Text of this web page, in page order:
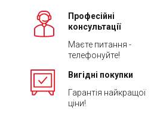
Професійні
консультації
Маєте питання -
телефонуйте!
Вигідні покупки
Гарантія найкращої
ціни!